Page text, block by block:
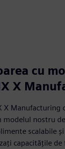
cu
X
X Manufacturing
nostru
scalabile
capacitățile